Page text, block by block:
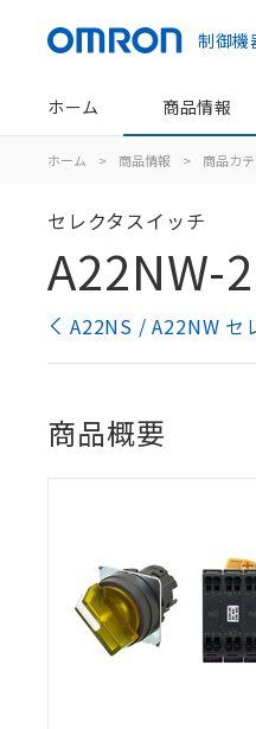
制御機
ホーム 商品情報
ホーム > 商品情報 > 商品カ
セレクタスイッチ
A22NW-
A22NS / A22NW セ
商品概要